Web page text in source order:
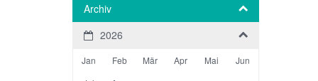
Archiv
2026
Jan Feb Mär Apr Mai
Jun